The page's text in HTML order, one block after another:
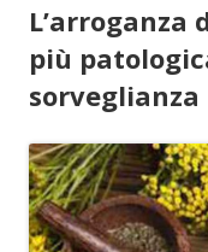
L’arroganza
più
sorveglianza